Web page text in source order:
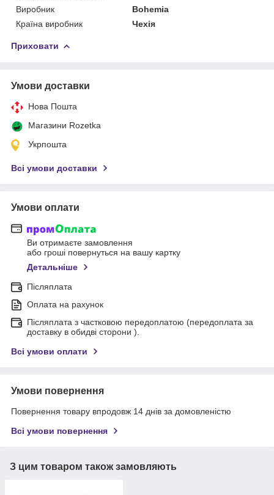
Виробник
Bohemia
Країна виробник
Чехія
Приховати
Умови доставки
Нова Пошта
Магазини Rozetka
Укрпошта
Всі умови доставки
Умови оплати
Ви отримаєте замовлення
або гроші повернуться на вашу картку
Детальніше
Післяплата
Оплата на рахунок
Післяплата з частковою передоплатою (передоплата за
доставку в обидві сторони ).
Всі умови оплати
Умови повернення
Повернення товару впродовж 14 днів за домовленістю
Всі умови повернення
З цим товаром також замовляють